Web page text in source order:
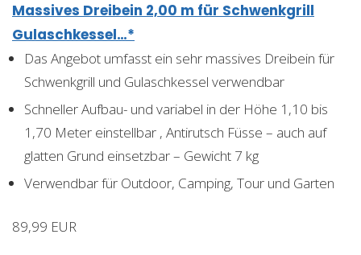
Massives Dreibein 2,00 m für Schwenkgrill
Gulaschkessel…*
Das Angebot umfasst ein sehr massives Dreibein für
Schwenkgrill und Gulaschkessel verwendbar
Schneller Aufbau- und variabel in der Höhe 1,10 bis
1,70 Meter einstellbar , Antirutsch Füsse – auch auf
glatten Grund einsetzbar – Gewicht 7 kg
Verwendbar für Outdoor, Camping, Tour und Garten
89,99 EUR